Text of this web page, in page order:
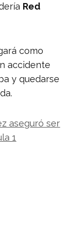
Red
como
accidente
y quedarse
aseguró ser
1